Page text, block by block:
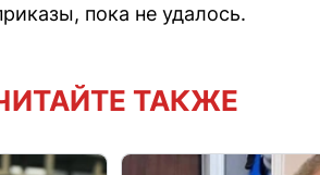
пока не удалось.
ТАКЖЕ